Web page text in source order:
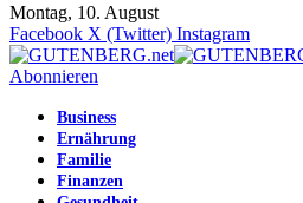
Montag, 10. August
Facebook X (Twitter) Instagram
Abonnieren
Business
Ernährung
Familie
Finanzen